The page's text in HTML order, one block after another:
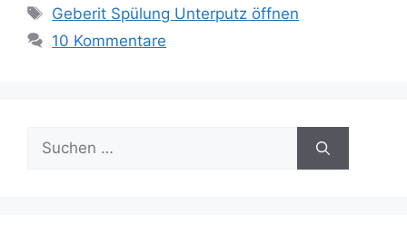
Schlagwörter
Geberit Spülung Unterputz öffnen
10 Kommentare
Suche
nach: